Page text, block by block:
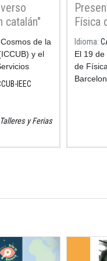
catalán"
de la
y el
actividad
de
IEEC
Talleres y Ferias
Física
Idioma
El 19
de